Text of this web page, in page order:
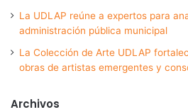
La UDLAP reúne a expertos para
administración pública municipal
La Colección de Arte UDLAP
obras de artistas emergentes y
Archivos